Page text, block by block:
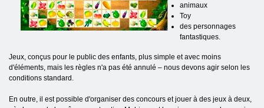
animaux
Toy
des personnages
fantastiques.
Jeux, conçus pour le public des enfants, plus simple et avec moins
d'éléments, mais les règles n'a pas été annulé – nous devons agir selon les
conditions standard.
En outre, il est possible d'organiser des concours et jouer à des jeux à deux,